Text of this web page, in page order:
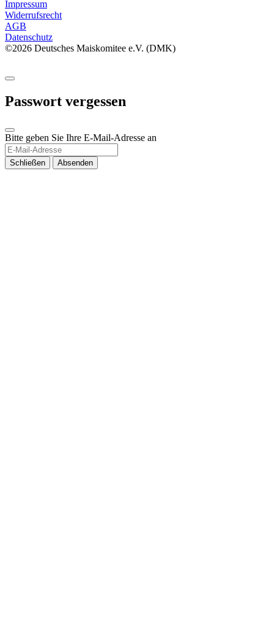
Impressum
Widerrufsrecht
AGB
Datenschutz
©2026 Deutsches Maiskomitee e.V. (DMK)
Passwort vergessen
Bitte geben Sie Ihre E-Mail-Adresse an
Schließen Absenden